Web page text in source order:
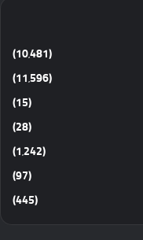
(10٬481)
(11٬596)
(15)
(28)
(1٬242)
(97)
(445)